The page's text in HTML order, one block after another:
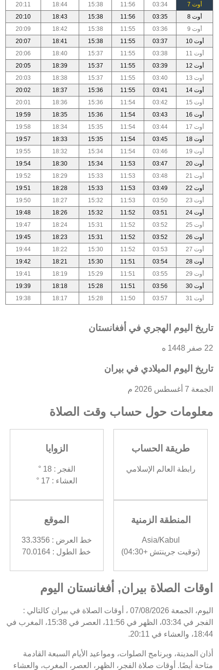
أوت 7
03:34
11:56
15:38
18:44
20:11
أوت 8
03:35
11:56
15:38
18:43
20:10
أوت 9
03:36
11:55
15:38
18:42
20:09
أوت 10
03:37
11:55
15:38
18:41
20:07
أوت 11
03:38
11:55
15:37
18:40
20:06
أوت 12
03:39
11:55
15:37
18:39
20:05
أوت 13
03:40
11:55
15:37
18:38
20:03
أوت 14
03:41
11:55
15:36
18:37
20:02
أوت 15
03:42
11:54
15:36
18:36
20:01
أوت 16
03:43
11:54
15:36
18:35
19:59
أوت 17
03:44
11:54
15:35
18:34
19:58
أوت 18
03:45
11:54
15:35
18:33
19:57
أوت 19
03:46
11:54
15:34
18:32
19:55
أوت 20
03:47
11:53
15:34
18:30
19:54
أوت 21
03:48
11:53
15:33
18:29
19:52
أوت 22
03:49
11:53
15:33
18:28
19:51
أوت 23
03:50
11:53
15:32
18:27
19:50
أوت 24
03:51
11:52
15:32
18:26
19:48
أوت 25
03:52
11:52
15:31
18:24
19:47
أوت 26
03:52
11:52
15:31
18:23
19:45
أوت 27
03:53
11:52
15:30
18:22
19:44
أوت 28
03:54
11:51
15:30
18:21
19:42
أوت 29
03:55
11:51
15:29
18:19
19:41
أوت 30
03:56
11:51
15:28
18:18
19:39
أوت 31
03:57
11:50
15:28
18:17
19:38
تاريخ اليوم الهجري في أفغانستان
22 صفر 1448 ه
تاريخ اليوم الميلادي في بيران
الجمعة 7 أغسطس 2026 م
معلومات حول حساب وقت الصلاة
طريقة الحساب
رابطة العالم الإسلامي
الزوايا
الفجر : 18 °
العشاء : 17 °
المنطقة الزمنية
Asia/Kabul
(توقيت جرينتش +04:30)
الموقع
خط العرض : 33.3356
خط الطول : 70.0164
اوقات الصلاة بيران, أفغانستان اليوم
اليوم، الجمعة 07/08/2026 ، أوقات الصلاة في بيران كالتالي :
الفجر في 03:34، الظهر في 11:56، العصر في 15:38، المغرب في
18:44، والعشاء في 20:11.
أذان المدينة، وبرنامج الصلوات، ومواعيد الأيام السبعة القادمة
متاحة أيضًا. أوقات صلاة الفجر، الظهر، العصر، المغرب، والعشاء